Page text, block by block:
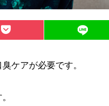
ケアが必要です。